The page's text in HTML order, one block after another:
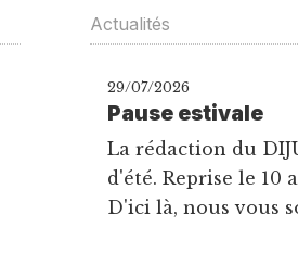
Actualités
29/07/2026
Pause estivale
La rédaction du
d'été. Reprise le 10
D'ici là, nous vous